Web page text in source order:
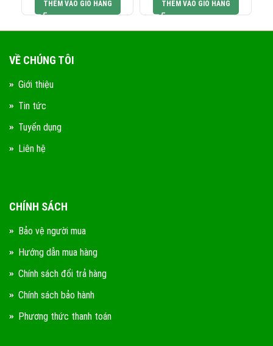
THÊM VÀO GIỎ HÀNG THÊM VÀO GIỎ HÀNG
VỀ CHÚNG TÔI
Giới thiệu
Tin tức
Tuyển dụng
Liên hệ
CHÍNH SÁCH
Bảo vệ người mua
Hướng dẫn mua hàng
Chính sách đổi trả hàng
Chính sách bảo hành
Phương thức thanh toán